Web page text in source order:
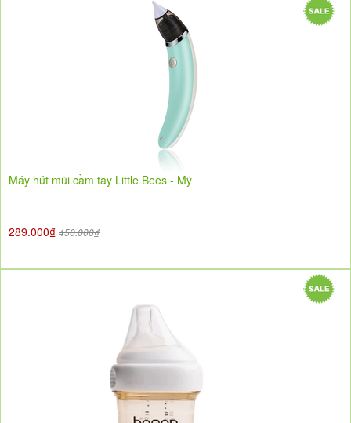
Máy hút mũi cầm tay Little Bees - Mỹ
289.000₫ 450.000₫